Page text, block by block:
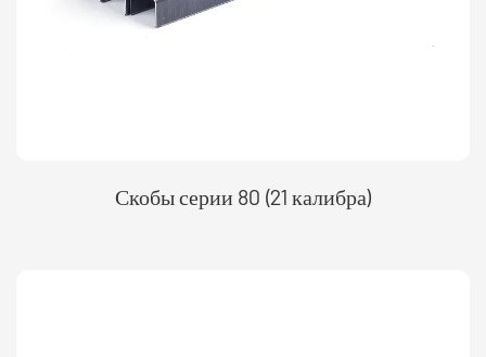
Скобы серии 80 (21 калибра)